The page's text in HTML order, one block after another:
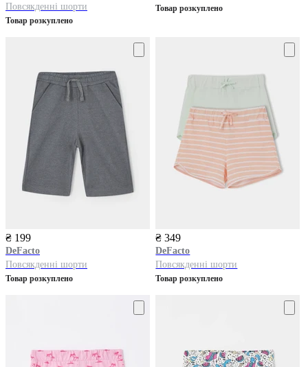
Повсякденні шорти
Товар розкуплено
Товар розкуплено
₴ 199
DeFacto
Повсякденні шорти
Товар розкуплено
₴ 349
DeFacto
Повсякденні шорти
Товар розкуплено